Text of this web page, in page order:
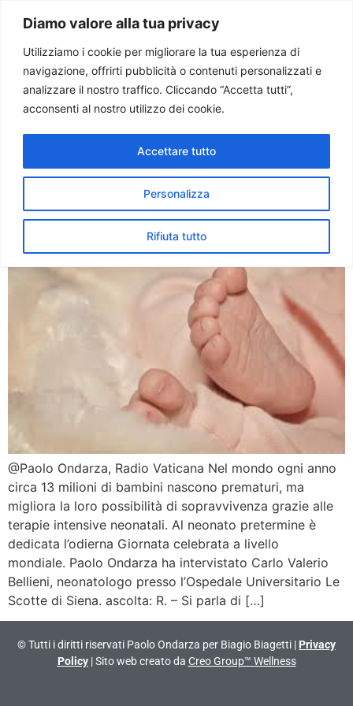
Diamo valore alla tua privacy
Utilizziamo i cookie per migliorare la tua esperienza di
navigazione, offrirti pubblicità o contenuti personalizzati e
analizzare il nostro traffico. Cliccando “Accetta tutti”,
acconsenti al nostro utilizzo dei cookie.
Personalizza
Rifiuta tutto
Accettare tutto
Paolo Ondarza
Tag:bambini
prematuri
Giornata neonato
pretermine. Bellieni: il feto è
un bambino
@Paolo Ondarza, Radio Vaticana Nel mondo ogni anno
circa 13 milioni di bambini nascono prematuri, ma
migliora la loro possibilità di sopravvivenza grazie alle
terapie intensive neonatali. Al neonato pretermine è
dedicata l’odierna Giornata celebrata a livello
mondiale. Paolo Ondarza ha intervistato Carlo Valerio
Bellieni, neonatologo presso l’Ospedale Universitario Le
Scotte di Siena. ascolta: R. – Si parla di […]
© Tutti i diritti riservati Paolo Ondarza per Biagio Biagetti | Privacy
Policy| Sito web creato da Creo Group™ Wellness